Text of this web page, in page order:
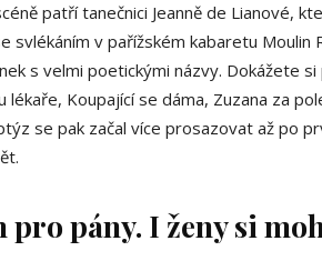
patří tanečnici Jeanně de Lianové,
v pařížském kabaretu Moulin
s velmi poetickými názvy. Dokážete
Koupající se dáma, Zuzana za
se pak začal více prosazovat až po
pány. I ženy si